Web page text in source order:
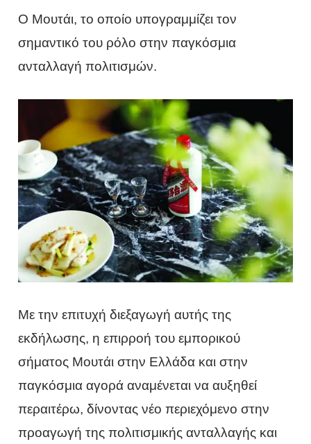
Ο Μουτάι, το οποίο υπογραμμίζει τον
σημαντικό του ρόλο στην παγκόσμια
ανταλλαγή πολιτισμών.
Με την επιτυχή διεξαγωγή αυτής της
εκδήλωσης, η επιρροή του εμπορικού
σήματος Μουτάι στην Ελλάδα και στην
παγκόσμια αγορά αναμένεται να αυξηθεί
περαιτέρω, δίνοντας νέο περιεχόμενο στην
προαγωγή της πολιτισμικής ανταλλαγής και